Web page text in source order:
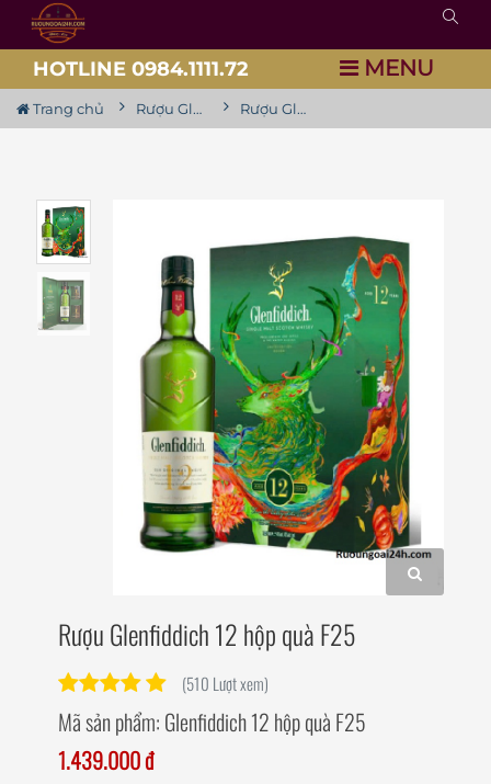
HOTLINE 0984.1111.72 MENU
Trang chủ Rượu Glenfiddich Rượu Glenfiddich 12 hộp quà F25
Rượu Glenfiddich 12 hộp quà F25
(510 Lượt xem)
Mã sản phẩm: Glenfiddich 12 hộp quà F25
1.439.000 đ